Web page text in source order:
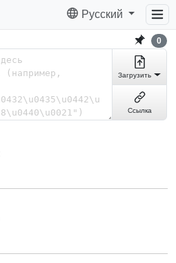
Русский
0
Загрузить
Ссылка